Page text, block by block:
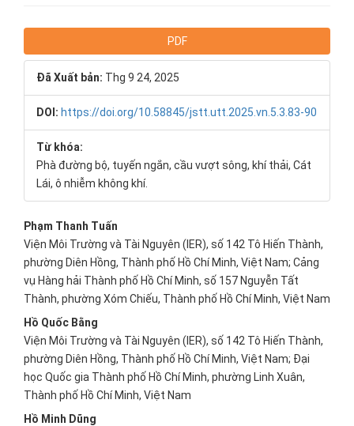
Sidebar
PDF
Đã Xuất bản: Thg 9 24, 2025
DOI: https://doi.org/10.58845/jstt.utt.2025.vn.5.3.83-90
Từ khóa:
Phà đường bộ, tuyến ngắn, cầu vượt sông, khí thải, Cát
Lái, ô nhiễm không khí.
Main
Article
Content
Phạm Thanh Tuấn
Viện Môi Trường và Tài Nguyên (IER), số 142 Tô Hiến Thành,
phường Diên Hồng, Thành phố Hồ Chí Minh, Việt Nam; Cảng
vụ Hàng hải Thành phố Hồ Chí Minh, số 157 Nguyễn Tất
Thành, phường Xóm Chiếu, Thành phố Hồ Chí Minh, Việt Nam
Hồ Quốc Bằng
Viện Môi Trường và Tài Nguyên (IER), số 142 Tô Hiến Thành,
phường Diên Hồng, Thành phố Hồ Chí Minh, Việt Nam; Đại
học Quốc gia Thành phố Hồ Chí Minh, phường Linh Xuân,
Thành phố Hồ Chí Minh, Việt Nam
Hồ Minh Dũng